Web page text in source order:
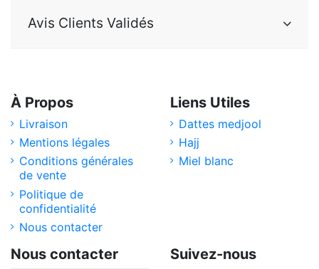
Avis Clients Validés
À Propos
Livraison
Mentions légales
Conditions générales
de vente
Politique de
confidentialité
Nous contacter
Liens Utiles
Dattes medjool
Hajj
Miel blanc
Nous contacter Suivez-nous